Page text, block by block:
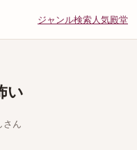
ジャンル検索人気殿堂
い
ん